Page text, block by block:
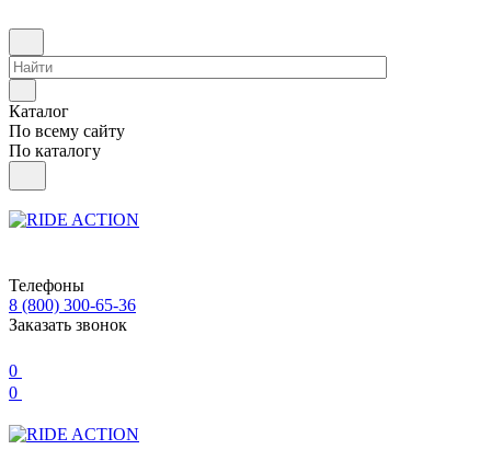
Каталог
По всему сайту
По каталогу
Телефоны
8 (800) 300-65-36
Заказать звонок
0
0